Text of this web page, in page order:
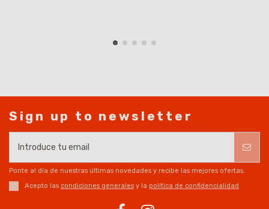
Sign up to newsletter
Ponte al día de nuestras últimas novedades y recibe las mejores ofertas.
Acepto las condiciones generales y la política de confidencialidad